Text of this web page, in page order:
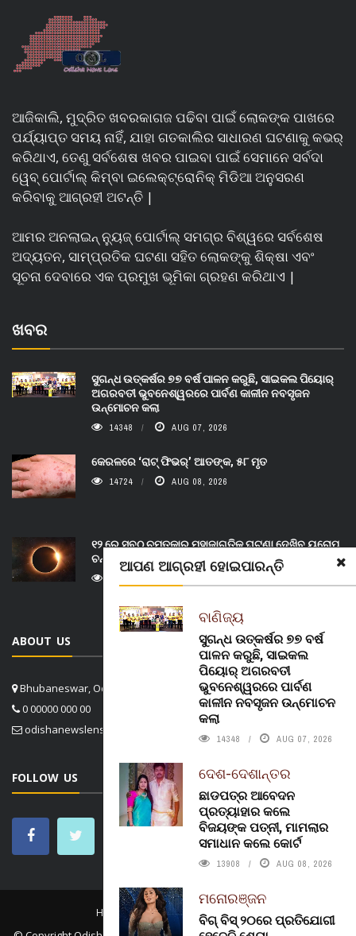
ଆପଣ ଆଗ୍ରହୀ ହୋଇପାରନ୍ତି
ବାଣିଜ୍ୟ
ସୁଗନ୍ଧ ଉତ୍କର୍ଷର ୭୭ ବର୍ଷ
ପାଳନ କରୁଛି, ସାଇକଲ
ପିୟୋର୍‌ ଅଗରବତୀ
ଭୁବନେଶ୍ୱରରେ ପାର୍ବଣ
କାଳୀନ ନବସୃଜନ ଉନ୍ମୋଚନ
କଲା
14348 AUG 07, 2026
ଦେଶ-ଦେଶାନ୍ତର
ଛାଡପତ୍ର ଆବେଦନ
ପ୍ରତ୍ୟାହାର କଲେ
ବିଜୟଙ୍କ ପତ୍ନୀ, ମାମଲାର
ସମାଧାନ କଲେ କୋର୍ଟ
13908 AUG 08, 2026
ମନୋରଞ୍ଜନ
ବିଗ୍ ବିସ୍ ୨୦ରେ ପ୍ରତିଯୋଗୀ
ଆଜିକାଲି, ମୁଦ୍ରିତ ଖବରକାଗଜ ପଢିବା ପାଇଁ ଲୋକଙ୍କ ପାଖରେ
ପର୍ଯ୍ୟାପ୍ତ ସମୟ ନାହିଁ, ଯାହା ଗତକାଲିର ସାଧାରଣ ଘଟଣାକୁ କଭର୍
କରିଥାଏ, ତେଣୁ ସର୍ବଶେଷ ଖବର ପାଇବା ପାଇଁ ସେମାନେ ସର୍ବଦା
ୱେବ୍ ପୋର୍ଟାଲ୍ କିମ୍ବା ଇଲେକ୍ଟ୍ରୋନିକ୍ ମିଡିଆ ଅନୁସରଣ
କରିବାକୁ ଆଗ୍ରହୀ ଅଟନ୍ତି |
ଆମର ଅନଲାଇନ୍ ନ୍ୟୁଜ୍ ପୋର୍ଟାଲ୍ ସମଗ୍ର ବିଶ୍ୱରେ ସର୍ବଶେଷ
ଅଦ୍ୟତନ, ସାମ୍ପ୍ରତିକ ଘଟଣା ସହିତ ଲୋକଙ୍କୁ ଶିକ୍ଷା ଏବଂ
ସୂଚନା ଦେବାରେ ଏକ ପ୍ରମୁଖ ଭୂମିକା ଗ୍ରହଣ କରିଥାଏ |
ଖବର
ସୁଗନ୍ଧ ଉତ୍କର୍ଷର ୭୭ ବର୍ଷ ପାଳନ କରୁଛି, ସାଇକଲ ପିୟୋର୍‌
ଅଗରବତୀ ଭୁବନେଶ୍ୱରରେ ପାର୍ବଣ କାଳୀନ ନବସୃଜନ
ଉନ୍ମୋଚନ କଲା
14348 AUG 07, 2026
କେରଳରେ ‘ରାଟ୍ ଫିଭର୍’ ଆତଙ୍କ, ୫୮ ମୃତ
14724 AUG 08, 2026
୧୨ ରେ ସବୁଠୁ ଚମତ୍କାର ମହାଜାଗତିକ ଘଟଣା ଦେଖିବ ୟୁରୋପ,
ଚନ୍ଦ୍ର ପଛରେ ଲୁଚିଯିବ ସୂର୍ଯ୍ୟ
AUG 08, 2026
ABOUT US
Bhubaneswar, Odisha, India
0 00000 000 00
odishanewslens@gmail.com
FOLLOW US
HOME CONTACT US ABOUT US